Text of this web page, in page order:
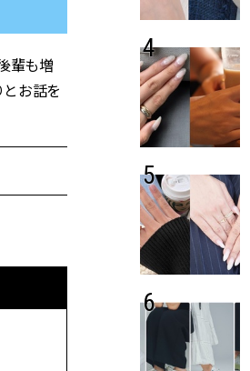
輩も増
お話を
式のお呼ばれバッグ最新
アンテプリマ、プラダetc.